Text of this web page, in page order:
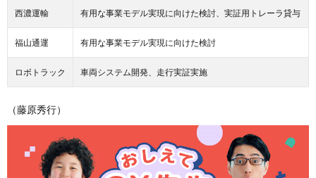
西濃運輸 有用な事業モデル実現に向けた検討、実証用トレーラ貸与
福山通運 有用な事業モデル実現に向けた検討
ロボトラック 車両システム開発、走行実証実施
（藤原秀行）